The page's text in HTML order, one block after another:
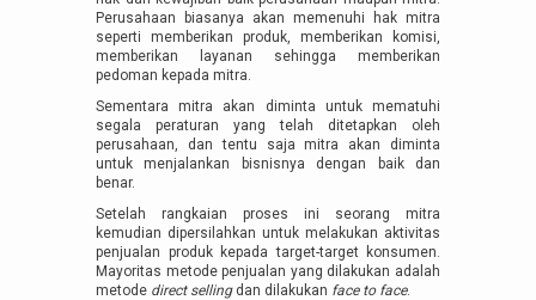
Perusahaan biasanya akan memenuhi hak mitra
seperti memberikan produk, memberikan komisi,
memberikan layanan sehingga memberikan
pedoman kepada mitra.
Sementara mitra akan diminta untuk mematuhi
segala peraturan yang telah ditetapkan oleh
perusahaan, dan tentu saja mitra akan diminta
untuk menjalankan bisnisnya dengan baik dan
benar.
Setelah rangkaian proses ini seorang mitra
kemudian dipersilahkan untuk melakukan aktivitas
penjualan produk kepada target-target konsumen.
Mayoritas metode penjualan yang dilakukan adalah
metode direct selling dan dilakukan face to face.